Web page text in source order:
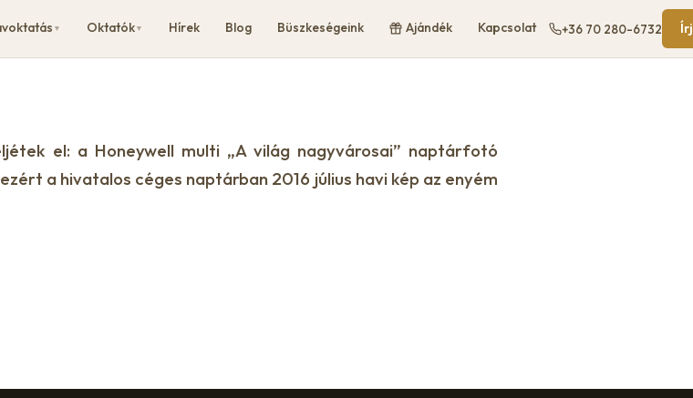
▼ Oktatók▼ Hírek Blog Büszkeségeink Ajándék Kapcsolat +36 70 280-6732
el: a Honeywell multi „A világ nagyvárosai” naptárfotó
a hivatalos céges naptárban 2016 július havi kép az enyém